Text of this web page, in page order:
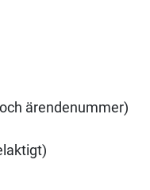
ärendenummer)